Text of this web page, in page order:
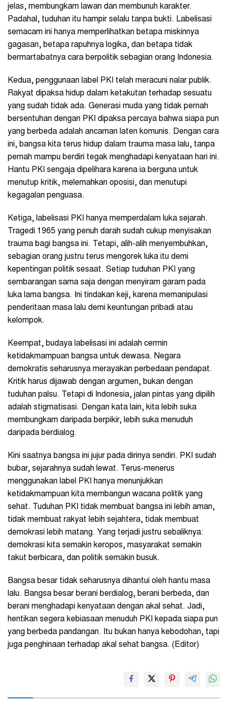
jelas, membungkam lawan dan membunuh karakter.
Padahal, tuduhan itu hampir selalu tanpa bukti. Labelisasi
semacam ini hanya memperlihatkan betapa miskinnya
gagasan, betapa rapuhnya logika, dan betapa tidak
bermartabatnya cara berpolitik sebagian orang Indonesia.
Kedua, penggunaan label PKI telah meracuni nalar publik.
Rakyat dipaksa hidup dalam ketakutan terhadap sesuatu
yang sudah tidak ada. Generasi muda yang tidak pernah
bersentuhan dengan PKI dipaksa percaya bahwa siapa pun
yang berbeda adalah ancaman laten komunis. Dengan cara
ini, bangsa kita terus hidup dalam trauma masa lalu, tanpa
pernah mampu berdiri tegak menghadapi kenyataan hari ini.
Hantu PKI sengaja dipelihara karena ia berguna untuk
menutup kritik, melemahkan oposisi, dan menutupi
kegagalan penguasa.
Ketiga, labelisasi PKI hanya memperdalam luka sejarah.
Tragedi 1965 yang penuh darah sudah cukup menyisakan
trauma bagi bangsa ini. Tetapi, alih-alih menyembuhkan,
sebagian orang justru terus mengorek luka itu demi
kepentingan politik sesaat. Setiap tuduhan PKI yang
sembarangan sama saja dengan menyiram garam pada
luka lama bangsa. Ini tindakan keji, karena memanipulasi
penderitaan masa lalu demi keuntungan pribadi atau
kelompok.
Keempat, budaya labelisasi ini adalah cermin
ketidakmampuan bangsa untuk dewasa. Negara
demokratis seharusnya merayakan perbedaan pendapat.
Kritik harus dijawab dengan argumen, bukan dengan
tuduhan palsu. Tetapi di Indonesia, jalan pintas yang dipilih
adalah stigmatisasi. Dengan kata lain, kita lebih suka
membungkam daripada berpikir, lebih suka menuduh
daripada berdialog.
Kini saatnya bangsa ini jujur pada dirinya sendiri. PKI sudah
bubar, sejarahnya sudah lewat. Terus-menerus
menggunakan label PKI hanya menunjukkan
ketidakmampuan kita membangun wacana politik yang
sehat. Tuduhan PKI tidak membuat bangsa ini lebih aman,
tidak membuat rakyat lebih sejahtera, tidak membuat
demokrasi lebih matang. Yang terjadi justru sebaliknya:
demokrasi kita semakin keropos, masyarakat semakin
takut berbicara, dan politik semakin busuk.
Bangsa besar tidak seharusnya dihantui oleh hantu masa
lalu. Bangsa besar berani berdialog, berani berbeda, dan
berani menghadapi kenyataan dengan akal sehat. Jadi,
hentikan segera kebiasaan menuduh PKI kepada siapa pun
yang berbeda pandangan. Itu bukan hanya kebodohan, tapi
juga penghinaan terhadap akal sehat bangsa. (Editor)